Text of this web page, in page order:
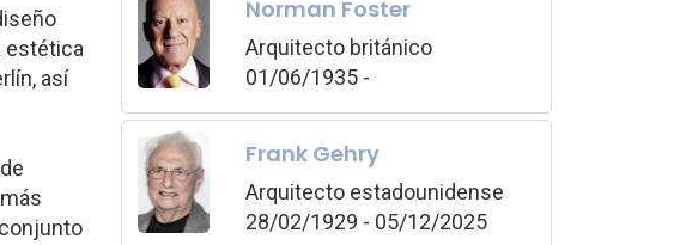
estética
así
Norman Foster
Arquitecto británico
01/06/1935 -
Frank Gehry
Arquitecto estadounidense
28/02/1929 - 05/12/2025